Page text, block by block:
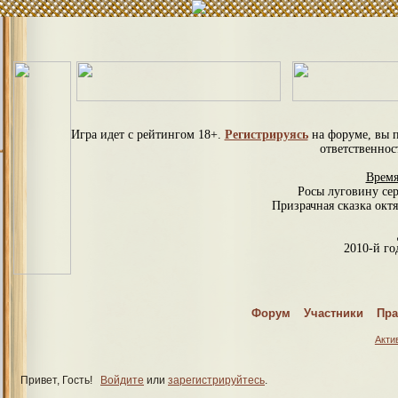
Форум Участники
Игра идет с рейтингом 18+. Регистрируясьна форуме, вы
Росы луговину
Призрачная сказка
2010-й
Привет, Гость! Войдите или зарегистрируйтесь